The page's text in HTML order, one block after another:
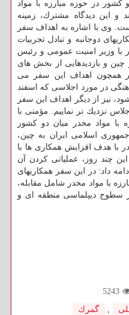
در حوزه مبارزه با مواد
و این دیدگاه مشترك، زمینه
وی با اشاره به اهداف سفر
دوجانبه و تبادل تجربیات
با وزیر امنیت عمومی و رئیس
چین و بازدیدهایی از بخش های
همچون اهداف این سفر می
در مورد اجلاسی كه اسفند
نیز از دیگر اهداف این سفر
نزدیك تر نماییم. مؤمنی با
با مواد مخدر میان دو كشور
اسلامی ایران به چین،
با هدف افزایش همكاری ها با
چند روز، عملیاتی كردن آن
داد: در این سفر همكاریهای
با مواد مخدر شامل مقابله،
سطوح دیپلماسی منطقه ای و
5243
گمرك